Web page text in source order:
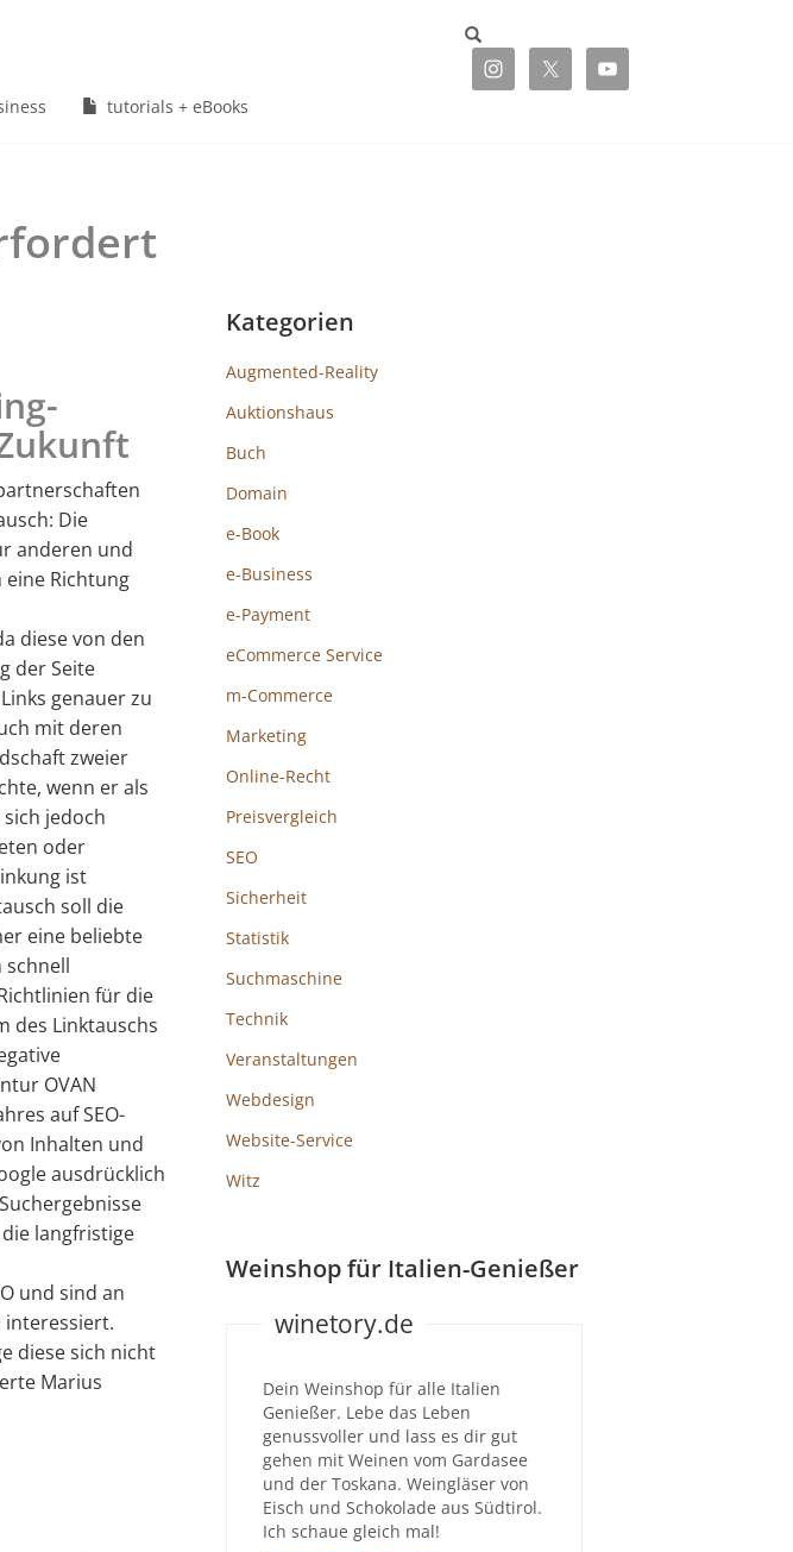
tutorials + eBooks
Die
anderen und
Richtung
diese von den
der Seite
genauer zu
mit deren
zweier
wenn er als
jedoch
oder
ist
soll die
eine beliebte
schnell
für die
des Linktauschs
OVAN
auf SEO-
Inhalten und
ausdrücklich
langfristige
und sind an
interessiert.
diese sich nicht
Marius
Kategorien
Augmented-Reality
Auktionshaus
Buch
Domain
e-Book
e-Business
e-Payment
eCommerce Service
m-Commerce
Marketing
Online-Recht
Preisvergleich
SEO
Sicherheit
Statistik
Suchmaschine
Technik
Veranstaltungen
Webdesign
Website-Service
Witz
Weinshop für Italien-Genießer
winetory.de
Dein Weinshop für alle Italien
Genießer. Lebe das Leben
genussvoller und lass es dir gut
gehen mit Weinen vom Gardasee
und der Toskana. Weingläser von
Eisch und Schokolade aus Südtirol.
Ich schaue gleich mal!